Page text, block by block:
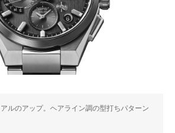
ルのアップ。ヘアライン調の型打ちパターン